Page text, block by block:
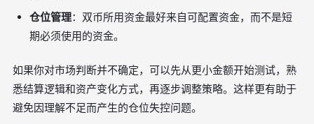
仓位管理：双币所用资金最好来自可配置资金，而不是短
期必须使用的资金。
如果你对市场判断并不确定，可以先从更小金额开始测试，熟
悉结算逻辑和资产变化方式，再逐步调整策略。这样更有助于
避免因理解不足而产生的仓位失控问题。